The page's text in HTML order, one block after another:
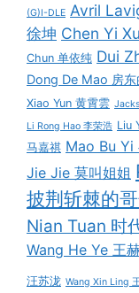
(G)I-DLE Avril
徐坤 Chen Yi
Chun 单依纯 Dui
Dong De Mao 房东
Xiao Yun 黄霄雲
Li Rong Hao 李荣浩 Liu
马嘉祺 Mao Bu Yi
Jie Jie 莫叫姐姐
披荆斩棘的
Nian Tuan 时
Wang He Ye 王
汪苏泷 Wang Xin Ling